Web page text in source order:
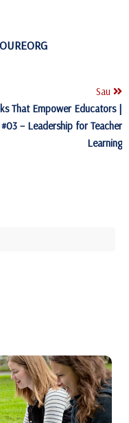
Sau
That Empower Educators |
– Leadership for Teacher
Learning